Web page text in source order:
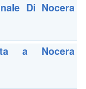
Di Nocera
a Nocera